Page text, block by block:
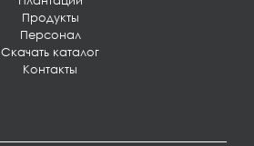
Продукты
Персонал
Скачать каталог
Контакты